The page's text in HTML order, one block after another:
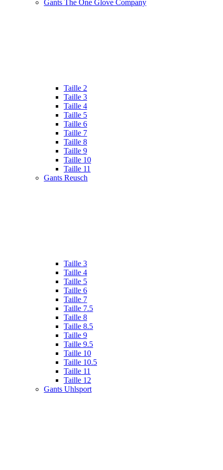
Gants The One Glove Company
Taille 2
Taille 3
Taille 4
Taille 5
Taille 6
Taille 7
Taille 8
Taille 9
Taille 10
Taille 11
Gants Reusch
Taille 3
Taille 4
Taille 5
Taille 6
Taille 7
Taille 7.5
Taille 8
Taille 8.5
Taille 9
Taille 9.5
Taille 10
Taille 10.5
Taille 11
Taille 12
Gants Uhlsport